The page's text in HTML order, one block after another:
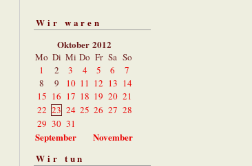
Wir waren
Oktober 2012
Mo Di Mi Do Fr Sa So
1
2 3 4 5 6
7
8
9 10 11 12 13 14
15 16 17 18 19 20 21
22 23 24 25 26 27 28
29 30 31
September
November
Wir tun